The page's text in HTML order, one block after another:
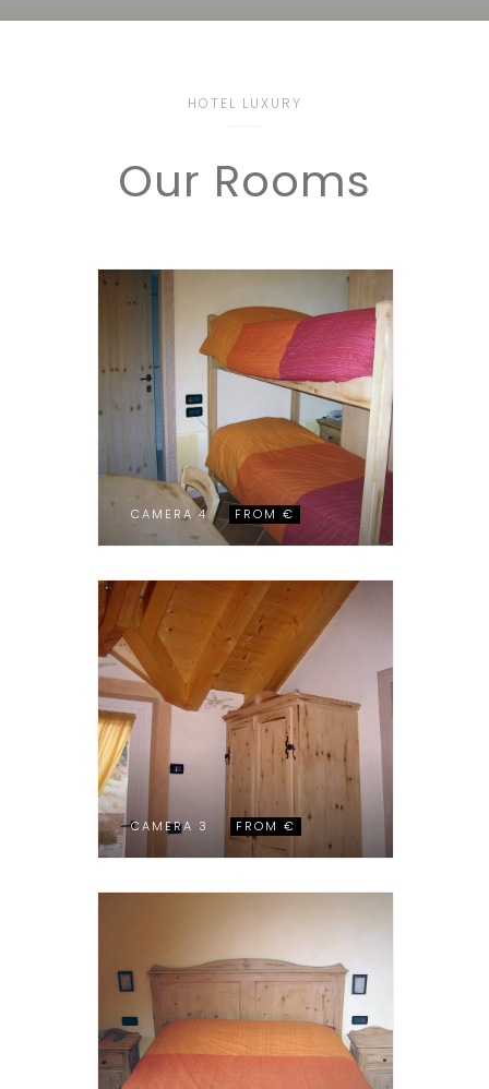
HOTEL LUXURY
Our Rooms
CAMERA 4 FROM €
CAMERA 3 FROM €